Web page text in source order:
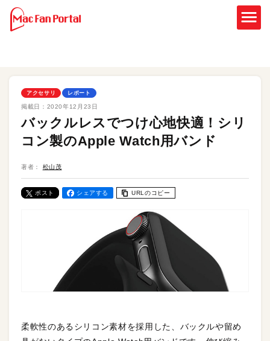
アクセサリ レポート
掲載日： 2020年12月23日
バックルレスでつけ心地快適！シリ
コン製のApple Watch用バンド
著者： 松山茂
ポスト シェアする URLのコピー
柔軟性のあるシリコン素材を採用した、バックルや留め